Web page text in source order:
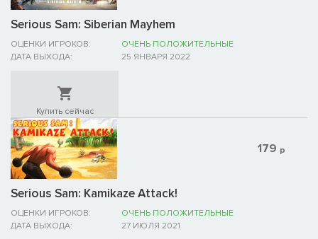
Serious Sam: Siberian Mayhem
ОЦЕНКИ ИГРОКОВ:
ОЧЕНЬ ПОЛОЖИТЕЛЬНЫЕ
ДАТА ВЫХОДА:
25 ЯНВАРЯ 2022
Купить сейчас
Serious Sam: Kamikaze Attack!
ОЦЕНКИ ИГРОКОВ:
ОЧЕНЬ ПОЛОЖИТЕЛЬНЫЕ
ДАТА ВЫХОДА:
27 ИЮЛЯ 2021
179 р